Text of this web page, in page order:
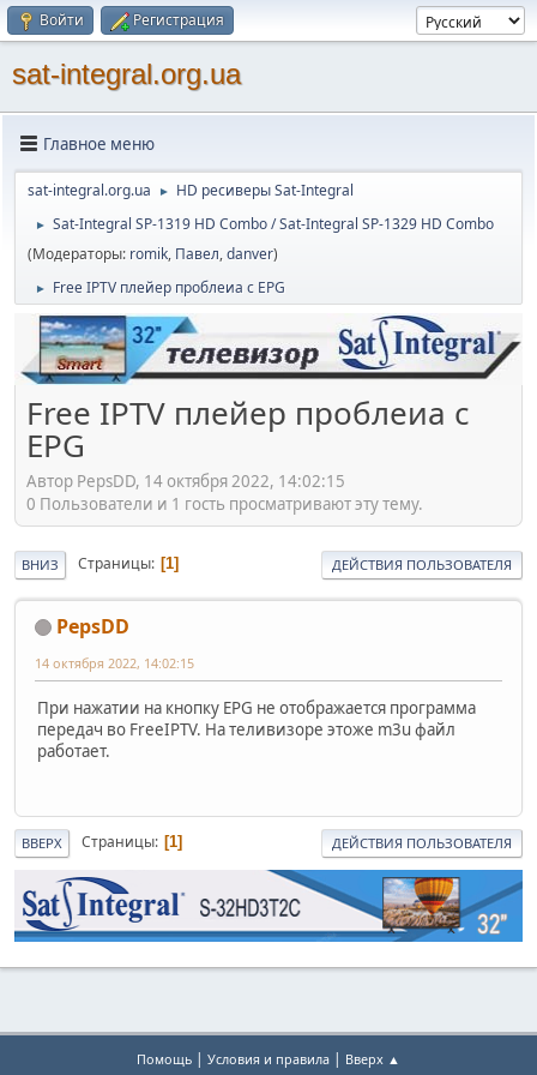
Войти Регистрация
sat-integral.org.ua
Главное меню
sat-integral.org.ua ► HD ресиверы Sat-Integral
►
Sat-Integral SP-1319 HD Combo / Sat-Integral SP-1329 HD Combo
(Модераторы: romik, Павел,danver)
► Free IPTV плейер проблеиа с EPG
Free IPTV плейер проблеиа с
EPG
Автор PepsDD, 14 октября 2022, 14:02:15
0 Пользователи и 1 гость просматривают эту тему.
ВНИЗ Страницы 1 ДЕЙСТВИЯ ПОЛЬЗОВАТЕЛЯ
PepsDD
14 октября 2022, 14:02:15
При нажатии на кнопку EPG не отображается программа
передач во FreeIPTV. На теливизоре этоже m3u файл
работает.
ВВЕРХ Страницы 1 ДЕЙСТВИЯ ПОЛЬЗОВАТЕЛЯ
Помощь | Условия и правила | Вверх ▲